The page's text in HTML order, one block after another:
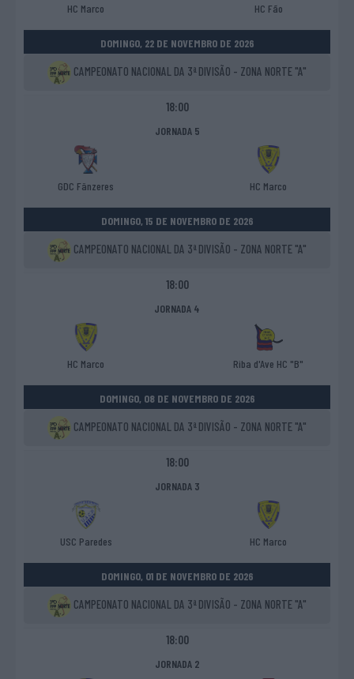
HC Marco HC Fão
DOMINGO, 22 DE NOVEMBRO DE 2026
CAMPEONATO NACIONAL DA 3ª DIVISÃO - ZONA NORTE "A"
18:00
JORNADA 5
GDC Fânzeres HC Marco
DOMINGO, 15 DE NOVEMBRO DE 2026
CAMPEONATO NACIONAL DA 3ª DIVISÃO - ZONA NORTE "A"
18:00
JORNADA 4
HC Marco Riba d'Ave HC "B"
DOMINGO, 08 DE NOVEMBRO DE 2026
CAMPEONATO NACIONAL DA 3ª DIVISÃO - ZONA NORTE "A"
18:00
JORNADA 3
USC Paredes HC Marco
DOMINGO, 01 DE NOVEMBRO DE 2026
CAMPEONATO NACIONAL DA 3ª DIVISÃO - ZONA NORTE "A"
18:00
JORNADA 2